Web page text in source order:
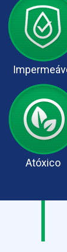
Atóxico